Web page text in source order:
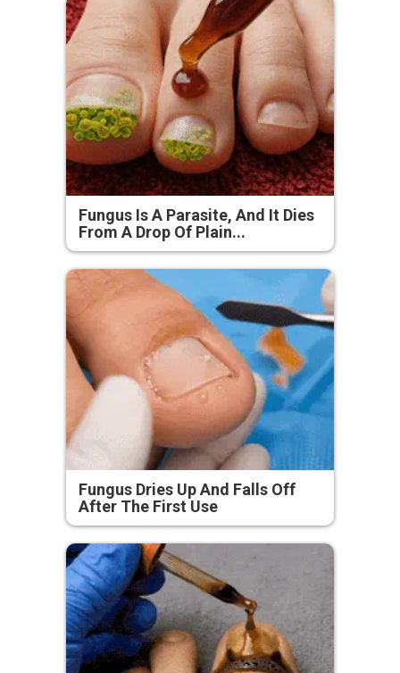
Fungus Is A Parasite, And It Dies
From A Drop Of Plain...
Fungus Dries Up And Falls Off
After The First Use